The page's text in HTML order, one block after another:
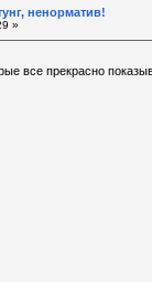
ненорматив!
»
все прекрасно